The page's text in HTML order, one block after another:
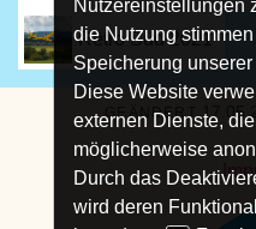
Retro Süd 2021
GEÄNDERT
Nutzereinstellungen
die Nutzung
Speicherung
Diese Website
externen Dienste,
möglicherweise
Durch das
wird deren